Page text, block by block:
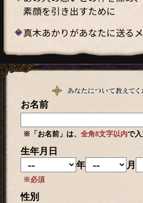
素顔を引き出すために
真木あかりがあなたに送る
お名前
※「お名前」は、 全角8文字以内で入
生年月日
年
月
※必須
性別